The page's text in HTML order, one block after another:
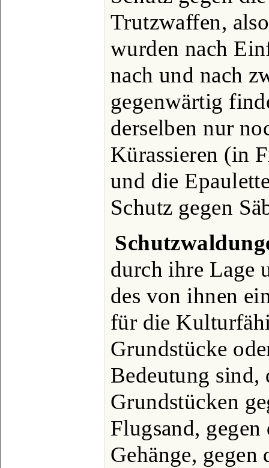
Trutzwaffen,
wurden nach
nach und nach
gegenwärtig
derselben nur
Kürassieren (in
und die
Schutz gegen
durch ihre Lage
des von ihnen
für die
Grundstücke
Bedeutung sind,
Grundstücken
Flugsand,
Gehänge,